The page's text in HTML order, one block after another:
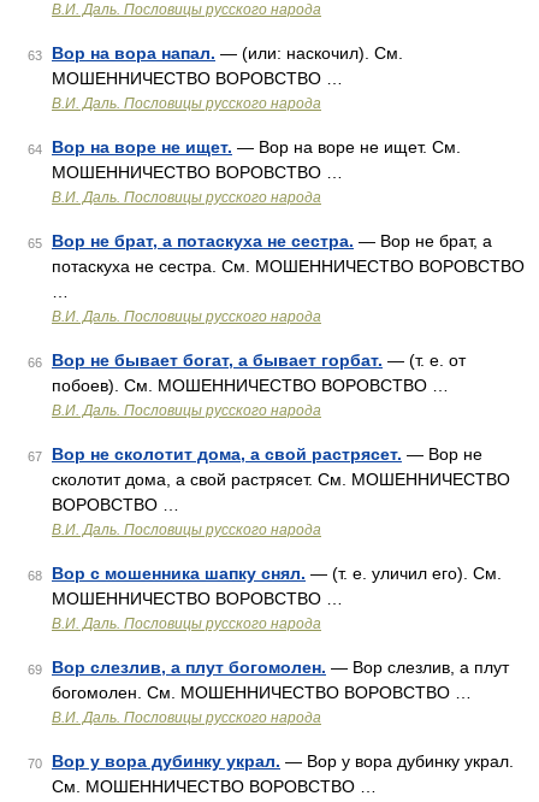
В.И. Даль. Пословицы русского народа
63 Вор на вора напал. — (или: наскочил). См.
МОШЕННИЧЕСТВО ВОРОВСТВО …
В.И. Даль. Пословицы русского народа
64 Вор на воре не ищет. — Вор на воре не ищет. См.
МОШЕННИЧЕСТВО ВОРОВСТВО …
В.И. Даль. Пословицы русского народа
65 Вор не брат, а потаскуха не сестра. — Вор не брат, а
потаскуха не сестра. См. МОШЕННИЧЕСТВО ВОРОВСТВО
В.И. Даль. Пословицы русского народа
66 Вор не бывает богат, а бывает горбат. — (т. е. от
побоев). См. МОШЕННИЧЕСТВО ВОРОВСТВО …
В.И. Даль. Пословицы русского народа
67 Вор не сколотит дома, а свой растрясет. — Вор не
сколотит дома, а свой растрясет. См. МОШЕННИЧЕСТВО
ВОРОВСТВО …
В.И. Даль. Пословицы русского народа
68 Вор с мошенника шапку снял. — (т. е. уличил его). См.
МОШЕННИЧЕСТВО ВОРОВСТВО …
В.И. Даль. Пословицы русского народа
69 Вор слезлив, а плут богомолен. — Вор слезлив, а плут
богомолен. См. МОШЕННИЧЕСТВО ВОРОВСТВО …
В.И. Даль. Пословицы русского народа
70 Вор у вора дубинку украл. — Вор у вора дубинку украл.
См. МОШЕННИЧЕСТВО ВОРОВСТВО …